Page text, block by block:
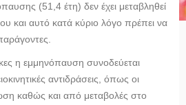
(51,4 έτη) δεν έχει μεταβληθεί
και αυτό κατά κύριο λόγο πρέπει να
η εμμηνόπαυση συνοδεύεται
αντιδράσεις, όπως οι
καθώς και από μεταβολές στο